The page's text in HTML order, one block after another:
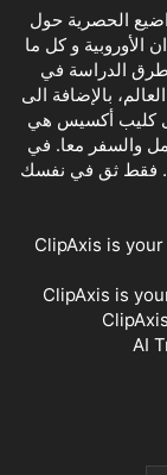
الحصرية حول
الأوروبية و كل ما
طرق الدراسة في
بالإضافة الى
كليب أكسيس هي
والسفر معا. في
فقط ثق في نفسك
ClipAxis is
ClipAxis is
AI